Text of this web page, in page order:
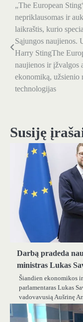
Navigacija
tarp
įrašų
„The European
nepriklausomas ir
laikraštis, kurio
Sąjungos naujienos.
Harry StingThe
naujienos ir įžvalgos
ekonomiką, užsienio
technologijas
Susiję
Darbą pradeda
ministras Lukas
Šiandien ekonomikos
parlamentaras Lukas
vadovavusią Aušrinę